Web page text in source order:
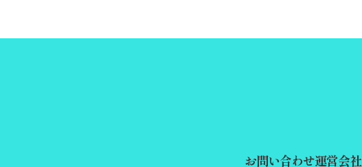
お問い合わせ運営会社